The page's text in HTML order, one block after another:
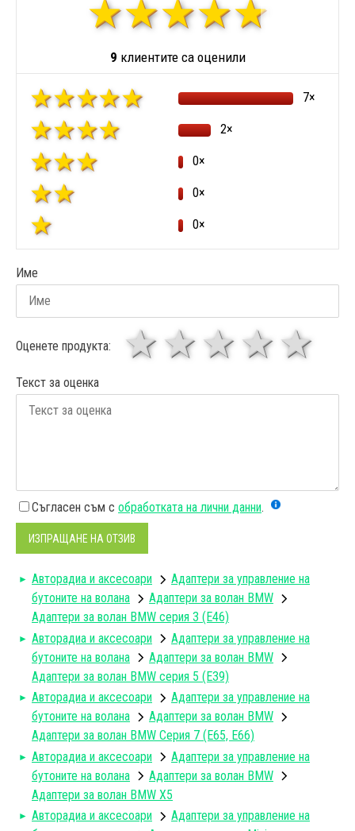
9 клиентите са оценили
7×
2×
0×
0×
0×
Име
Оценете продукта: 4
3
звезди
1 звезда
Текст за оценка
Съгласен съм с обработката на лични данни.
ИЗПРАЩАНЕ НА ОТЗИВ
Авторадиa и аксесоари
Адаптери за управление на
бутоните на волана
Aдаптери за волан BMW
Адаптери за волан BMW серия 3 (E46)
Авторадиa и аксесоари
Адаптери за управление на
бутоните на волана
Aдаптери за волан BMW
Адаптери за волан BMW серия 5 (E39)
Авторадиa и аксесоари
Адаптери за управление на
бутоните на волана
Aдаптери за волан BMW
Адаптери за волан BMW Серия 7 (E65, E66)
Авторадиa и аксесоари
Адаптери за управление на
бутоните на волана
Aдаптери за волан BMW
Адаптери за волан BMW X5
Авторадиa и аксесоари
Адаптери за управление на